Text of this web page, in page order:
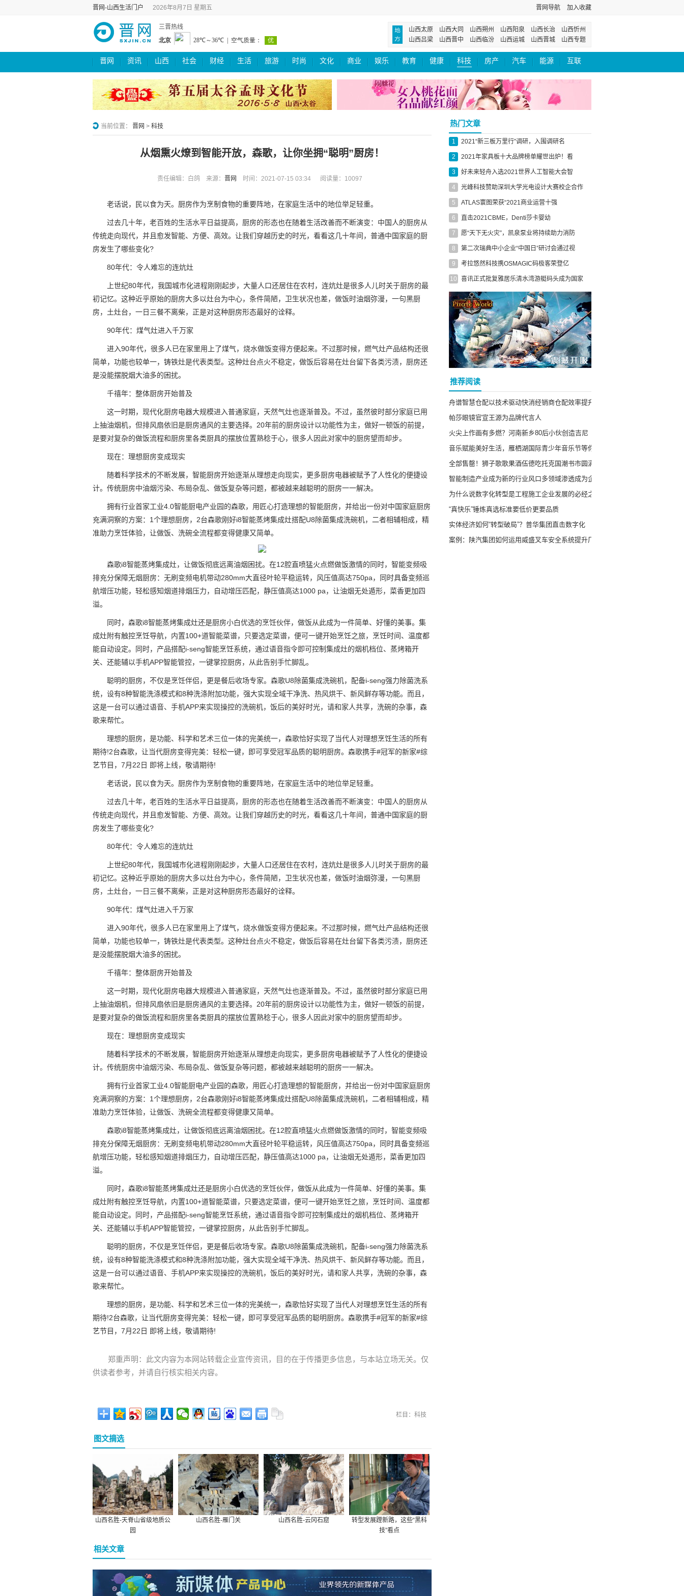
晋网-山西生活门户 2026年8月7日 星期五 晋网导航 加入收藏
三晋热线 山西太原 山西大同 山西朔州 山西阳泉 山西长治
山西忻州
山西吕梁
山西晋中 山西临汾 山西运城 山西晋城 山西专题
晋网 资讯 山西 社会 财经 生活 旅游 时尚 文化 商业 娱乐 教育 健康 科技 房产 汽车 能源 互联
当前位置： 晋网 > 科技
从烟熏火燎到智能开放，森歌，让你坐拥“聪明”厨房！
责任编辑：白鸽 来源： 晋网 时间：2021-07-15 03:34 阅读量：10097
老话说，民以食为天。厨房作为烹制食物的重要阵地，在家庭生活中的地位举足轻重。
过去几十年，老百姓的生活水平日益提高，厨房的形态也在随着生活改善而不断演变：中国人的厨房从
传统走向现代，并且愈发智能、方便、高效。让我们穿越历史的时光，看看这几十年间，普通中国家庭的厨
房发生了哪些变化?
80年代：令人难忘的连炕灶
上世纪80年代，我国城市化进程刚刚起步，大量人口还居住在农村，连炕灶是很多人儿时关于厨房的最
初记忆。这种近乎原始的厨房大多以灶台为中心，条件简陋，卫生状况也差，做饭时油烟弥漫，一句黑厨
房，土灶台，一日三餐不离柴，正是对这种厨房形态最好的诠释。
90年代：煤气灶进入千万家
进入90年代，很多人已在家里用上了煤气，烧水做饭变得方便起来。不过那时候，燃气灶产品结构还很
简单，功能也较单一，铸铁灶是代表类型。这种灶台点火不稳定，做饭后容易在灶台留下各类污渍，厨房还
是没能摆脱烟大油多的困扰。
千禧年：整体厨房开始普及
这一时期，现代化厨房电器大规模进入普通家庭，天然气灶也逐渐普及。不过，虽然彼时部分家庭已用
上抽油烟机，但排风扇依旧是厨房通风的主要选择。20年前的厨房设计以功能性为主，做好一顿饭的前提，
是要对复杂的做饭流程和厨房里各类厨具的摆放位置熟稔于心，很多人因此对家中的厨房望而却步。
现在：理想厨房变成现实
随着科学技术的不断发展，智能厨房开始逐渐从理想走向现实，更多厨房电器被赋予了人性化的便捷设
计。传统厨房中油烟污染、布局杂乱、做饭复杂等问题，都被越来越聪明的厨房一一解决。
拥有行业首家工业4.0智能厨电产业园的森歌，用匠心打造理想的智能厨房，并给出一份对中国家庭厨房
充满洞察的方案：1个理想厨房，2台森歌刚好i8智能蒸烤集成灶搭配U8除菌集成洗碗机，二者相辅相成，精
准助力烹饪体验，让做饭、洗碗全流程都变得健康又简单。
森歌i8智能蒸烤集成灶，让做饭彻底远离油烟困扰。在12腔直喷猛火点燃做饭激情的同时，智能变频吸
排充分保障无烟厨房：无刷变频电机带动280mm大直径叶轮平稳运转，风压值高达750pa，同时具备变频巡
航增压功能，轻松感知烟道排烟压力，自动增压匹配，静压值高达1000 pa，让油烟无处遁形，菜香更加四
溢。
同时，森歌i8智能蒸烤集成灶还是厨房小白优选的烹饪伙伴，做饭从此成为一件简单、好懂的美事。集
成灶附有触控烹饪导航，内置100+道智能菜谱，只要选定菜谱，便可一键开始烹饪之旅，烹饪时间、温度都
能自动设定。同时，产品搭配i-seng智能烹饪系统，通过语音指令即可控制集成灶的烟机档位、蒸烤箱开
关、还能辅以手机APP智能管控，一键掌控厨房，从此告别手忙脚乱。
聪明的厨房，不仅是烹饪伴侣，更是餐后收场专家。森歌U8除菌集成洗碗机，配备i-seng强力除菌洗系
统，设有8种智能洗涤模式和8种洗涤附加功能，强大实现全域干净洗、热风烘干、新风鲜存等功能。而且，
这是一台可以通过语音、手机APP来实现操控的洗碗机，饭后的美好时光，请和家人共享，洗碗的杂事，森
歌来帮忙。
理想的厨房，是功能、科学和艺术三位一体的完美统一，森歌恰好实现了当代人对理想烹饪生活的所有
期待!2台森歌，让当代厨房变得完美：轻松一键，即可享受冠军品质的聪明厨房。森歌携手#冠军的新家#综
艺节目，7月22日 即将上线，敬请期待!
老话说，民以食为天。厨房作为烹制食物的重要阵地，在家庭生活中的地位举足轻重。
过去几十年，老百姓的生活水平日益提高，厨房的形态也在随着生活改善而不断演变：中国人的厨房从
传统走向现代，并且愈发智能、方便、高效。让我们穿越历史的时光，看看这几十年间，普通中国家庭的厨
房发生了哪些变化?
80年代：令人难忘的连炕灶
上世纪80年代，我国城市化进程刚刚起步，大量人口还居住在农村，连炕灶是很多人儿时关于厨房的最
初记忆。这种近乎原始的厨房大多以灶台为中心，条件简陋，卫生状况也差，做饭时油烟弥漫，一句黑厨
房，土灶台，一日三餐不离柴，正是对这种厨房形态最好的诠释。
90年代：煤气灶进入千万家
进入90年代，很多人已在家里用上了煤气，烧水做饭变得方便起来。不过那时候，燃气灶产品结构还很
简单，功能也较单一，铸铁灶是代表类型。这种灶台点火不稳定，做饭后容易在灶台留下各类污渍，厨房还
是没能摆脱烟大油多的困扰。
千禧年：整体厨房开始普及
这一时期，现代化厨房电器大规模进入普通家庭，天然气灶也逐渐普及。不过，虽然彼时部分家庭已用
上抽油烟机，但排风扇依旧是厨房通风的主要选择。20年前的厨房设计以功能性为主，做好一顿饭的前提，
是要对复杂的做饭流程和厨房里各类厨具的摆放位置熟稔于心，很多人因此对家中的厨房望而却步。
现在：理想厨房变成现实
随着科学技术的不断发展，智能厨房开始逐渐从理想走向现实，更多厨房电器被赋予了人性化的便捷设
计。传统厨房中油烟污染、布局杂乱、做饭复杂等问题，都被越来越聪明的厨房一一解决。
拥有行业首家工业4.0智能厨电产业园的森歌，用匠心打造理想的智能厨房，并给出一份对中国家庭厨房
充满洞察的方案：1个理想厨房，2台森歌刚好i8智能蒸烤集成灶搭配U8除菌集成洗碗机，二者相辅相成，精
准助力烹饪体验，让做饭、洗碗全流程都变得健康又简单。
森歌i8智能蒸烤集成灶，让做饭彻底远离油烟困扰。在12腔直喷猛火点燃做饭激情的同时，智能变频吸
排充分保障无烟厨房：无刷变频电机带动280mm大直径叶轮平稳运转，风压值高达750pa，同时具备变频巡
航增压功能，轻松感知烟道排烟压力，自动增压匹配，静压值高达1000 pa，让油烟无处遁形，菜香更加四
溢。
同时，森歌i8智能蒸烤集成灶还是厨房小白优选的烹饪伙伴，做饭从此成为一件简单、好懂的美事。集
成灶附有触控烹饪导航，内置100+道智能菜谱，只要选定菜谱，便可一键开始烹饪之旅，烹饪时间、温度都
能自动设定。同时，产品搭配i-seng智能烹饪系统，通过语音指令即可控制集成灶的烟机档位、蒸烤箱开
关、还能辅以手机APP智能管控，一键掌控厨房，从此告别手忙脚乱。
聪明的厨房，不仅是烹饪伴侣，更是餐后收场专家。森歌U8除菌集成洗碗机，配备i-seng强力除菌洗系
统，设有8种智能洗涤模式和8种洗涤附加功能，强大实现全域干净洗、热风烘干、新风鲜存等功能。而且，
这是一台可以通过语音、手机APP来实现操控的洗碗机，饭后的美好时光，请和家人共享，洗碗的杂事，森
歌来帮忙。
理想的厨房，是功能、科学和艺术三位一体的完美统一，森歌恰好实现了当代人对理想烹饪生活的所有
期待!2台森歌，让当代厨房变得完美：轻松一键，即可享受冠军品质的聪明厨房。森歌携手#冠军的新家#综
艺节目，7月22日 即将上线，敬请期待!
郑重声明：此文内容为本网站转载企业宣传资讯，目的在于传播更多信息，与本站立场无关。仅
供读者参考，并请自行核实相关内容。
栏目：科技
图文摘选
山西名胜-天脊山省级地质公
园
山西名胜-雁门关 山西名胜-云冈石窟
转型发展蹚新路，这些“黑科
技”看点
相关文章
热门文章
1 2021“新三板万里行”调研，入围调研名
2 2021年家具板十大品牌榜单耀世出炉！看
3 好未来轻舟入选2021世界人工智能大会智
4 光峰科技赞助深圳大学光电设计大赛校企合作
5 ATLAS寰图荣获“2021商业运营十强
6 直击2021CBME，Denti莎卡婴幼
7 愿“天下无火灾”，凯泉泵业将持续助力消防
8 第二次瑞典中小企业“中国日”研讨会通过视
9 考拉悠然科技携OSMAGIC码极客荣登亿
10 喜讯正式批复雅居乐清水湾游艇码头成为国家
推荐阅读
舟谱智慧仓配以技术驱动快消经销商仓配效率提升
帕莎眼镜官宣王源为品牌代言人
火尖上作画有多燃？河南新乡80后小伙创造吉尼
音乐赋能美好生活，雁栖湖国际青少年音乐节等你
全部售罄！狮子歌歌果酒伍德吃托克国潮书市圆满
智能制造产业成为新的行业风口多领域渗透成为企
为什么说数字化转型是工程施工企业发展的必经之
“真快乐”锤炼真选标准要低价更要品质
实体经济如何“转型破局”？普华集团直击数字化
案例：陕汽集团如何运用威盛叉车安全系统提升厂